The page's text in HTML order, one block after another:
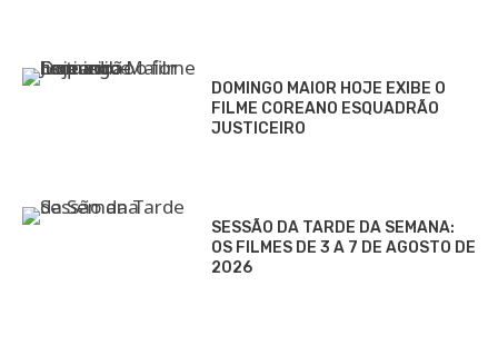
DOMINGO MAIOR HOJE EXIBE O
FILME COREANO ESQUADRÃO
JUSTICEIRO
SESSÃO DA TARDE DA SEMANA:
OS FILMES DE 3 A 7 DE AGOSTO DE
2026